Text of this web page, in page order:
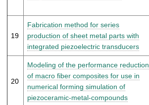
19
Fabrication method for series
production of sheet metal parts with
integrated piezoelectric transducers
20
Modeling of the performance reduction
of macro fiber composites for use in
numerical forming simulation of
piezoceramic-metal-compounds